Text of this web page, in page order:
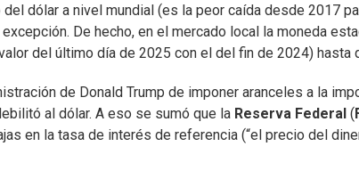
dólar a nivel mundial (es la peor caída desde 2017
De hecho, en el mercado local la moneda
del último día de 2025 con el del fin de 2024) hasta
de Donald Trump de imponer aranceles a la
al dólar. A eso se sumó que la Reserva Federal (
en la tasa de interés de referencia (“el precio del